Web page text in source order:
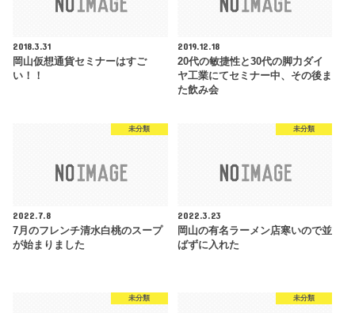
2018.3.31
岡山仮想通貨セミナーはすご
い！！
2019.12.18
20代の敏捷性と30代の脚力ダイ
ヤ工業にてセミナー中、その後ま
た飲み会
未分類
2022.7.8
7月のフレンチ清水白桃のスープ
が始まりました
未分類
2022.3.23
岡山の有名ラーメン店寒いので並
ばずに入れた
未分類 未分類